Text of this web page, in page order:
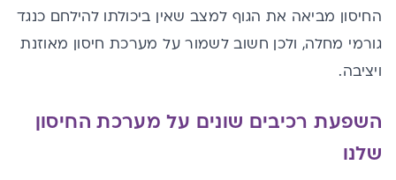
החיסון מביאה את הגוף למצב שאין ביכולתו להילחם כנגד
גורמי מחלה, ולכן חשוב לשמור על מערכת חיסון מאוזנת
ויציבה.
השפעת רכיבים שונים על מערכת החיסון
שלנו